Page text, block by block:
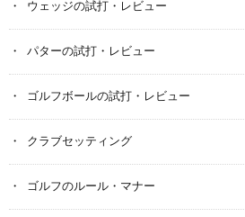
ウェッジの試打・レビュー
パターの試打・レビュー
ゴルフボールの試打・レビュー
クラブセッティング
ゴルフのルール・マナー